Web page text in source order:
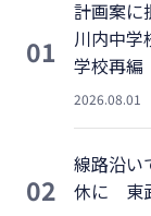
01
計画案に
川内中
学校再編
2026.08.01
02
線路沿
休に 東